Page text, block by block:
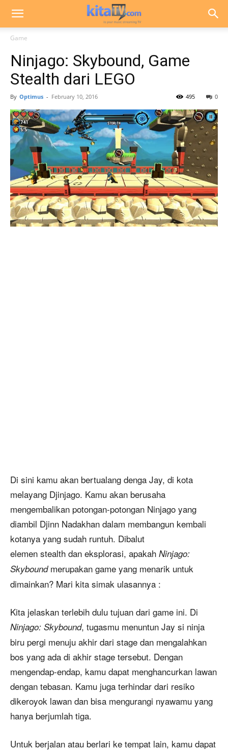
Game
Ninjago: Skybound, Game
Stealth dari LEGO
By Optimus - February 10, 2016 0
495
Di sini kamu akan bertualang denga Jay, di kota
melayang Djinjago. Kamu akan berusaha
mengembalikan potongan-potongan Ninjago yang
diambil Djinn Nadakhan dalam membangun kembali
kotanya yang sudah runtuh. Dibalut
elemen stealth dan eksplorasi, apakah Ninjago:
Skyboundmerupakan game yang menarik untuk
dimainkan? Mari kita simak ulasannya :
Kita jelaskan terlebih dulu tujuan dari game ini. Di
Ninjago: Skybound, tugasmu menuntun Jay si ninja
biru pergi menuju akhir dari stage dan mengalahkan
bos yang ada di akhir stage tersebut. Dengan
mengendap-endap, kamu dapat menghancurkan lawan
dengan tebasan. Kamu juga terhindar dari resiko
dikeroyok lawan dan bisa mengurangi nyawamu yang
hanya berjumlah tiga.
Untuk berjalan atau berlari ke tempat lain, kamu dapat